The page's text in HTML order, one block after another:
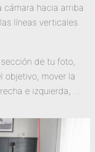
cámara hacia arriba
líneas verticales
de tu foto,
objetivo, mover la
e izquierda, …